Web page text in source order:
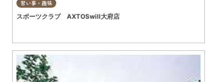
習い事・趣味
スポーツクラブ AXTOSwill大府店